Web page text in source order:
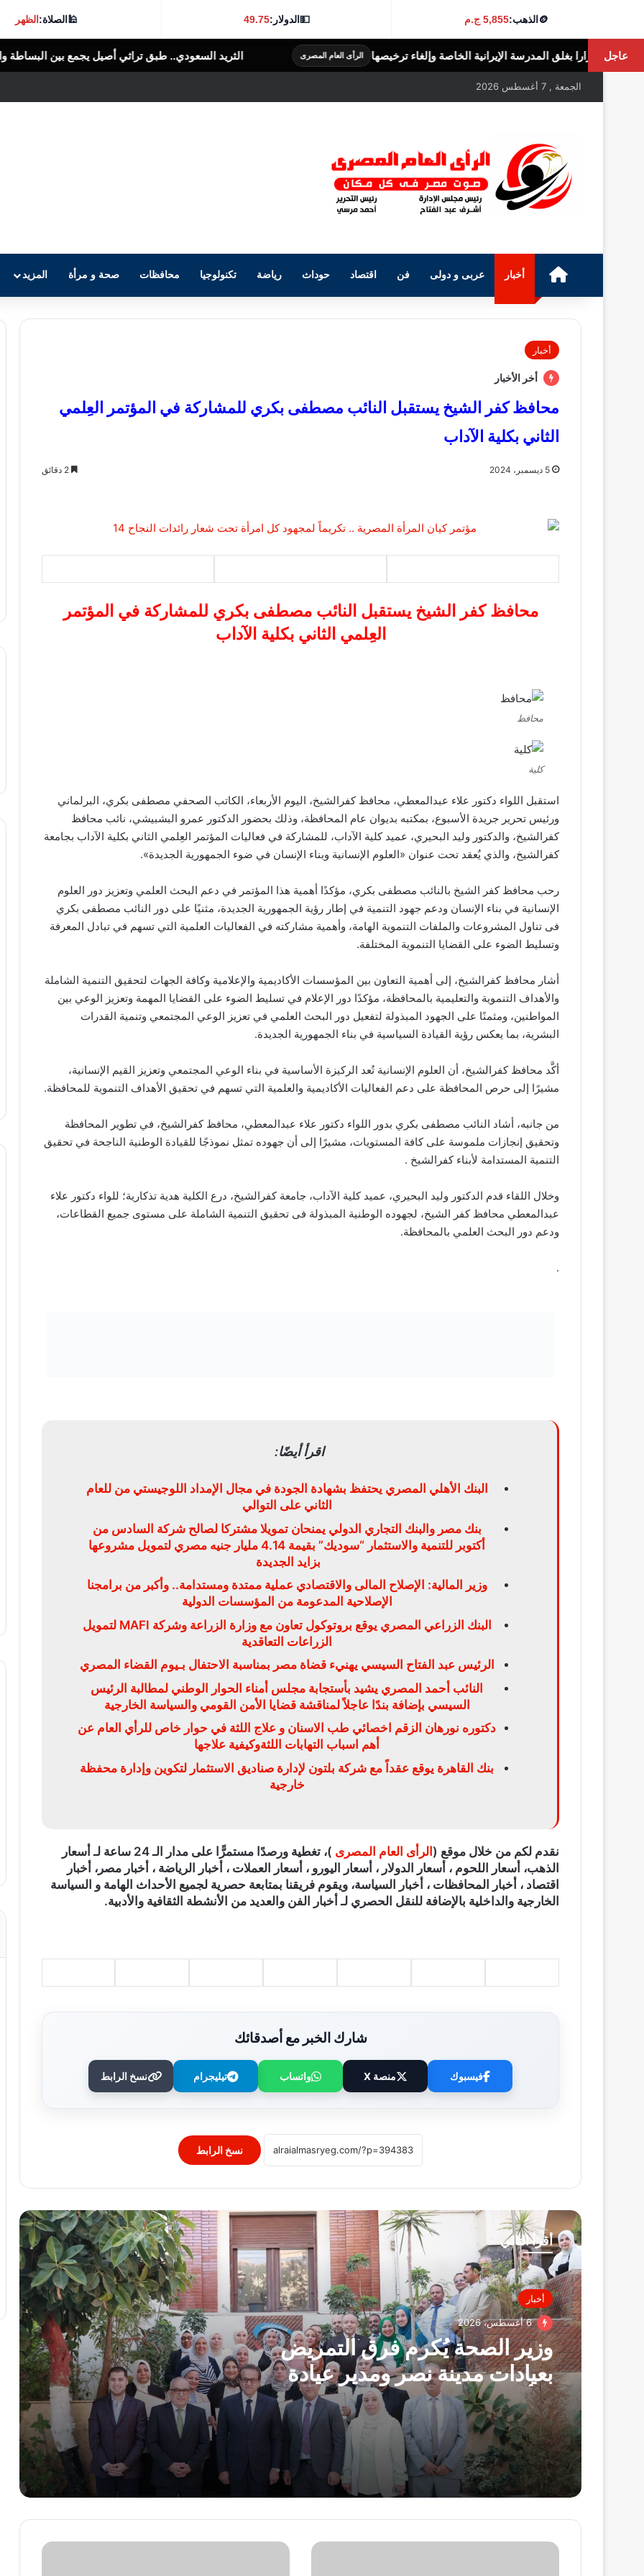
🪙الذهب:5,855 ج.م 💵الدولار:49.75
🕌الصلاة:الظهر
عاجل
المدرسة الإيرانية الخاصة وإلغاء ترخيصها الرأى العام المصرى الثريد السعودي.. طبق تراثي أصيل يجمع بين البساطة والنكهة الغنية الرأى
الجمعة , 7 أغسطس 2026
الرئيسيةأخبار عربى و دولى فن اقتصاد حوداث رياضة تكنولوجيا محافظات صحة و مرأة المزيد
أخبار
أخر الأخبار
محافظ كفر الشيخ يستقبل النائب مصطفى بكري للمشاركة في المؤتمر العِلمي
الثاني بكلية الآداب
5 ديسمبر، 2024
محافظ كفر الشيخ يستقبل النائب مصطفى بكري للمشاركة في المؤتمر
العِلمي الثاني بكلية الآداب
محافظ
كلية
استقبل اللواء دكتور علاء عبدالمعطي، محافظ كفرالشيخ، اليوم الأربعاء، الكاتب الصحفي مصطفى بكري، البرلماني
ورئيس تحرير جريدة الأسبوع، بمكتبه بديوان عام المحافظة، وذلك بحضور الدكتور عمرو البشبيشي، نائب محافظ
كفرالشيخ، والدكتور وليد البحيري، عميد كلية الآداب، للمشاركة في فعاليات المؤتمر العِلمي الثاني بكلية الآداب بجامعة
كفرالشيخ، والذي يُعقد تحت عنوان «العلوم الإنسانية وبناء الإنسان في ضوء الجمهورية الجديدة».
رحب محافظ كفر الشيخ بالنائب مصطفى بكري، مؤكدًا أهمية هذا المؤتمر في دعم البحث العلمي وتعزيز دور العلوم
الإنسانية في بناء الإنسان ودعم جهود التنمية في إطار رؤية الجمهورية الجديدة، مثنيًا على دور النائب مصطفى بكري
فى تناول المشروعات والملفات التنموية الهامة، وأهمية مشاركته في الفعاليات العلمية التي تسهم في تبادل المعرفة
وتسليط الضوء على القضايا التنموية المختلفة.
أشار محافظ كفرالشيخ، إلى أهمية التعاون بين المؤسسات الأكاديمية والإعلامية وكافة الجهات لتحقيق التنمية الشاملة
والأهداف التنموية والتعليمية بالمحافظة، مؤكدًا دور الإعلام في تسليط الضوء على القضايا المهمة وتعزيز الوعي بين
المواطنين، ومثمنًا على الجهود المبذولة لتفعيل دور البحث العلمي في تعزيز الوعي المجتمعي وتنمية القدرات
البشرية، بما يعكس رؤية القيادة السياسية في بناء الجمهورية الجديدة.
أكَّد محافظ كفرالشيخ، أن العلوم الإنسانية تُعد الركيزة الأساسية في بناء الوعي المجتمعي وتعزيز القيم الإنسانية،
مشيرًا إلى حرص المحافظة على دعم الفعاليات الأكاديمية والعلمية التي تسهم في تحقيق الأهداف التنموية للمحافظة.
من جانبه، أشاد النائب مصطفى بكري بدور اللواء دكتور علاء عبدالمعطي، محافظ كفرالشيخ، في تطوير المحافظة
وتحقيق إنجازات ملموسة على كافة المستويات، مشيرًا إلى أن جهوده تمثل نموذجًا للقيادة الوطنية الناجحة في تحقيق
التنمية المستدامة لأبناء كفرالشيخ .
وخلال اللقاء قدم الدكتور وليد البحيري، عميد كلية الآداب، جامعة كفرالشيخ، درع الكلية هدية تذكارية؛ للواء دكتور علاء
عبدالمعطي محافظ كفر الشيخ، لجهوده الوطنية المبذولة فى تحقيق التنمية الشاملة على مستوى جميع القطاعات،
ودعم دور البحث العلمي بالمحافظة.
.
اقرأ أيضًا:
البنك الأهلي المصري يحتفظ بشهادة الجودة في مجال الإمداد اللوجيستي من للعام
الثاني على التوالي
بنك مصر والبنك التجاري الدولي يمنحان تمويلا مشتركا لصالح شركة السادس من
أكتوبر للتنمية والاستثمار “سوديك” بقيمة 4.14 مليار جنيه مصري لتمويل مشروعها
بزايد الجديدة
وزير المالية: الإصلاح المالى والاقتصادي عملية ممتدة ومستدامة.. وأكبر من برامجنا
الإصلاحية المدعومة من المؤسسات الدولية
البنك الزراعي المصري يوقع بروتوكول تعاون مع وزارة الزراعة وشركة MAFI لتمويل
الزراعات التعاقدية
الرئيس عبد الفتاح السيسي يهنيء قضاة مصر بمناسبة الاحتفال بـيوم القضاء المصري
النائب أحمد المصري يشيد بأستجابة مجلس أمناء الحوار الوطني لمطالبة الرئيس
السيسي بإضافة بندًا عاجلاً لمناقشة قضايا الأمن القومي والسياسة الخارجية
دكتوره نورهان الزقم اخصائي طب الاسنان و علاج اللثة في حوار خاص للرأي العام عن
أهم اسباب التهابات اللثةوكيفية علاجها
بنك القاهرة يوقع عقداً مع شركة بلتون لإدارة صناديق الاستثمار لتكوين وإدارة محفظة
خارجية
نقدم لكم من خلال موقع (الرأى العام المصرى
)، تغطية ورصدًا مستمرًّا على مدار الـ 24 ساعة لـ أسعار
الذهب، أسعار اللحوم ، أسعار الدولار ، أسعار اليورو ، أسعار العملات ، أخبار الرياضة ، أخبار مصر، أخبار
اقتصاد ، أخبار المحافظات ، أخبار السياسة، ويقوم فريقنا بمتابعة حصرية لجميع الأحداث الهامة و السياسة
الخارجية والداخلية بالإضافة للنقل الحصري لـ أخبار الفن والعديد من الأنشطة الثقافية والأدبية.
شارك الخبر مع أصدقائك
فيسبوك منصة X واتساب تيليجرام نسخ الرابط
نسخ الرابط
أقرأ التالي
أخبار
6 أغسطس، 2026
وزير الصحة يُكرم فرق التمريض
بعيادات مدينة نصر ومدير عيادة
التأمين الصحي بالفرع ويوجه
بصرف مكافآت مالية تليق بدورهن
البطولي
مدينة نصر ومدير عيادة التأمين الصحي
بالفرع ويوجه بصرف مكافآت مالية تليق
بدورهن البطولي
برنامج أبطال المشروعات الصغيرة
والمتوسطة
الفم والوجه والفكين
رئيس الوزراء يوافق على إنشاء منطقة
استثمارية داخل مشروع “البروج” بامتداد
مدينة الشروق
وزارة التعليم: عدد ساعات دراسية أكبر لمواد
شهادة البكالوريا
رئيس الوزراء يستقبل المدير العام لمنظمة
اليونسكو
استجابةً لأولياء الأمور.. محافظ الجيزة يقرر
خفض الحد الأدنى لتنسيق الثانوية العامة إلى
225 درجة
محمد جبريل : زيادة الكهرباء 12% ترهق
النوبة
حمزه